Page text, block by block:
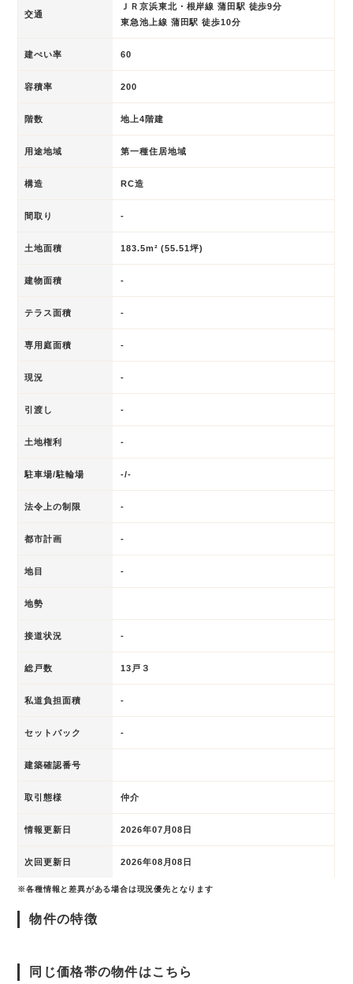
交通
ＪＲ京浜東北・根岸線 蒲田駅 徒歩9分
東急池上線 蒲田駅 徒歩10分
建ぺい率 60
容積率 200
階数 地上4階建
用途地域 第一種住居地域
構造 RC造
間取り -
土地面積 183.5m² (55.51坪)
建物面積 -
テラス面積 -
専用庭面積 -
現況 -
引渡し -
土地権利 -
駐車場/駐輪場 -/-
法令上の制限 -
都市計画 -
地目 -
地勢
接道状況 -
総戸数 13戸３
私道負担面積 -
セットバック -
建築確認番号
取引態様 仲介
情報更新日 2026年07月08日
次回更新日 2026年08月08日
※各種情報と差異がある場合は現況優先となります
物件の特徴
同じ価格帯の物件はこちら